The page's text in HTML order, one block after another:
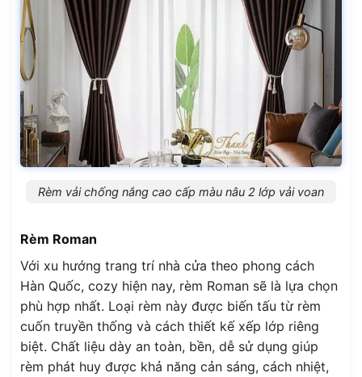
Rèm vải chống nắng cao cấp màu nâu 2 lớp vải voan
Rèm Roman
Với xu hướng trang trí nhà cửa theo phong cách
Hàn Quốc, cozy hiện nay, rèm Roman sẽ là lựa chọn
phù hợp nhất. Loại rèm này được biến tấu từ rèm
cuốn truyền thống và cách thiết kế xếp lớp riêng
biệt. Chất liệu dày an toàn, bền, dễ sử dụng giúp
rèm phát huy được khả năng cản sáng, cách nhiệt,